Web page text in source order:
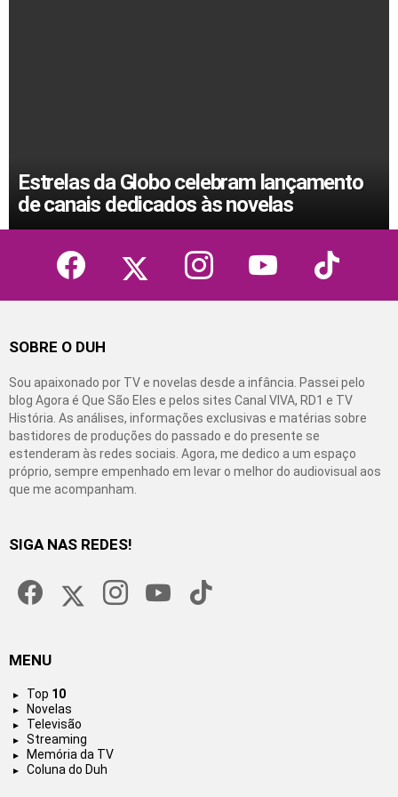
Estrelas da Globo celebram lançamento
de canais dedicados às novelas
facebook instagram youtube tiktok
SOBRE O DUH
Sou apaixonado por TV e novelas desde a infância. Passei pelo
blog Agora é Que São Eles e pelos sites Canal VIVA, RD1 e TV
História. As análises, informações exclusivas e matérias sobre
bastidores de produções do passado e do presente se
estenderam às redes sociais. Agora, me dedico a um espaço
próprio, sempre empenhado em levar o melhor do audiovisual aos
que me acompanham.
SIGA NAS REDES!
MENU
Top 10
Novelas
Televisão
Streaming
Memória da TV
Coluna do Duh